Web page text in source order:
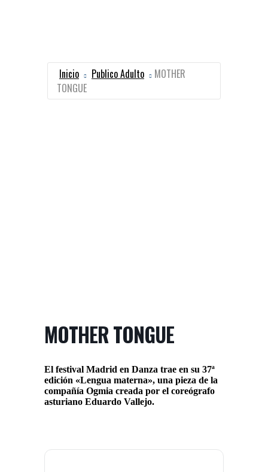
Inicio Publico Adulto
MOTHER
TONGUE
MOTHER TONGUE
El festival Madrid en Danza trae en su 37ª
edición «Lengua materna», una pieza de la
compañía Ogmia creada por el coreógrafo
asturiano Eduardo Vallejo.